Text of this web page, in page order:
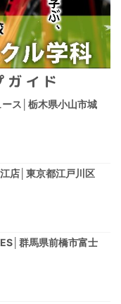
イド
ス│栃木県小山市城
店│東京都江戸川区
群馬県前橋市富士